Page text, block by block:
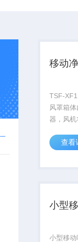
移动
TSF-
风罩箱
器，风
装置，
查看
小型
小型移